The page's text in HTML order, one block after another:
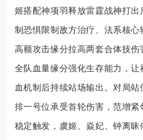
姬搭配神项羽释放雷霆战神打出
制恐惧限制敌方治疗、法系核心
高额攻击缘分拉高两套合体技伤
全队血量缘分强化生存能力，让
血机制后持续站场输出。对局
排一号位承受首轮伤害，范增紧
稳定触发，虞姬、焱妃、钟离昧